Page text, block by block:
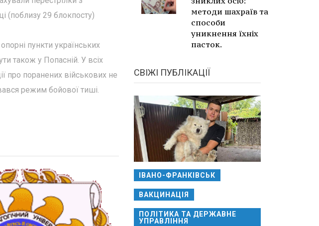
(поблизу 29 блокпосту)
пункти українських
також у Попасній. У всіх
про поранених військових не
режим бойової тиші.
методи шахраїв та
способи
уникнення їхніх
пасток.
СВІЖІ ПУБЛІКАЦІЇ
ІВАНО-ФРАНКІВСЬК
ВАКЦИНАЦІЯ
ПОЛІТИКА ТА ДЕРЖАВНЕ
УПРАВЛІННЯ